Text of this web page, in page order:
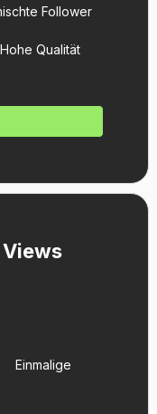
Follower
Hohe Qualität
Einmalige